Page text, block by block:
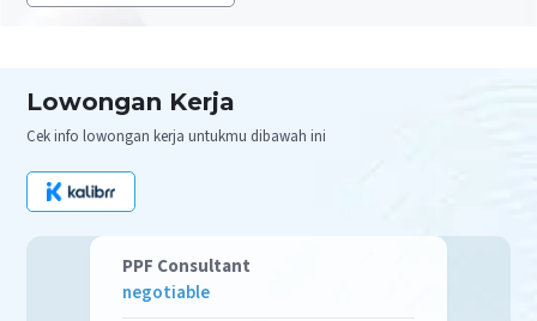
Lowongan Kerja
Cek info lowongan kerja untukmu dibawah ini
PPF Consultant
negotiable